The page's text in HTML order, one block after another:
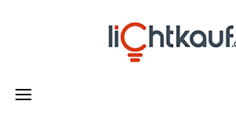
Zum Hauptinhalt springen